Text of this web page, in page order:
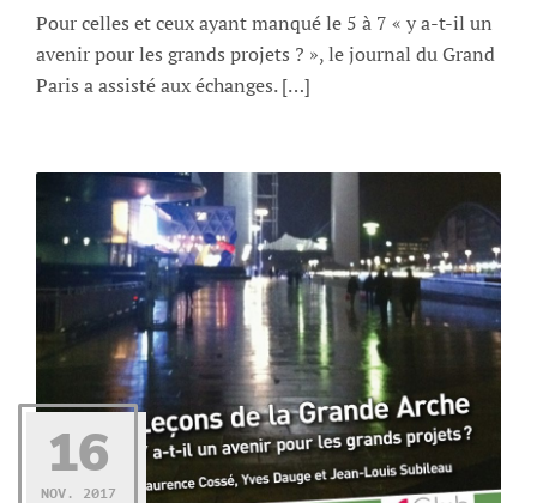
Pour celles et ceux ayant manqué le 5 à 7 « y a-t-il un
avenir pour les grands projets ? », le journal du Grand
Paris a assisté aux échanges. […]
16
NOV. 2017